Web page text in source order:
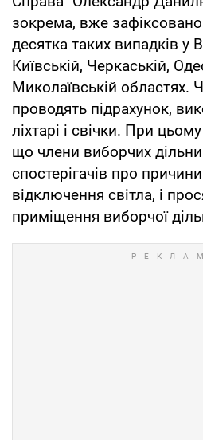
зокрема, вже
десятка таких випадків у
Київській, Черкаській,
Миколаївській областях.
проводять підрахунок,
ліхтарі і свічки. При
що члени виборчих
спостерігачів про
відключення світла, і
приміщення виборчої